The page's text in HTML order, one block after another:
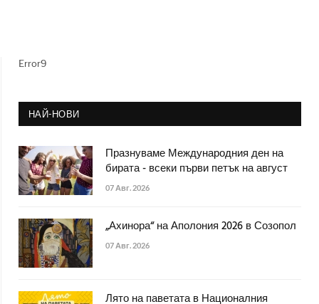
Error9
НАЙ-НОВИ
Празнуваме Международния ден на
бирата - всеки първи петък на август
07 Авг. 2026
„Ахинора“ на Аполония 2026 в Созопол
07 Авг. 2026
Лято на паветата в Националния